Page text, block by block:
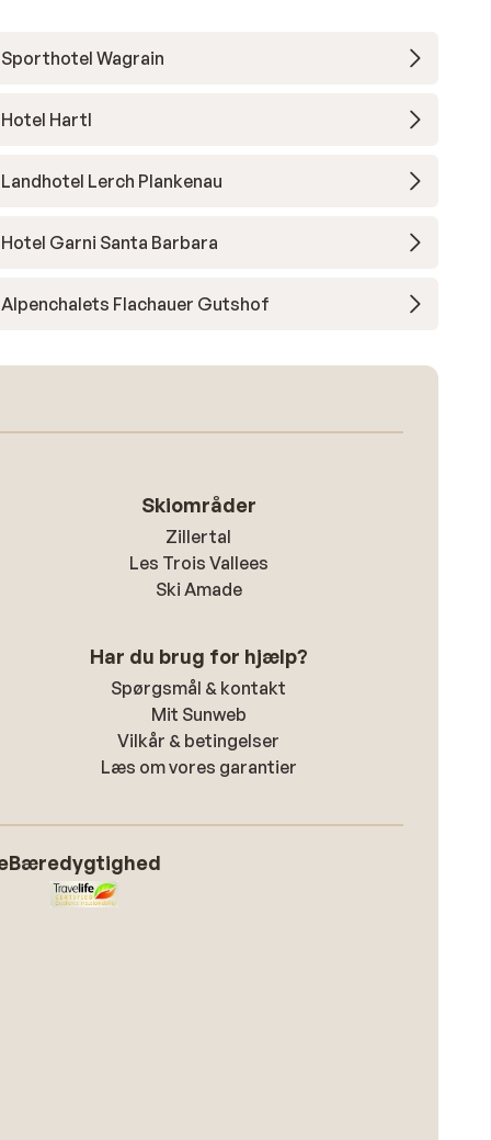
Sporthotel Wagrain
Hotel Hartl
Landhotel Lerch Plankenau
Hotel Garni Santa Barbara
Alpenchalets Flachauer Gutshof
Skiområder
Zillertal
Les Trois Vallees
Ski Amade
Har du brug for hjælp?
Spørgsmål & kontakt
Mit Sunweb
Vilkår & betingelser
Læs om vores garantier
Bæredygtighed